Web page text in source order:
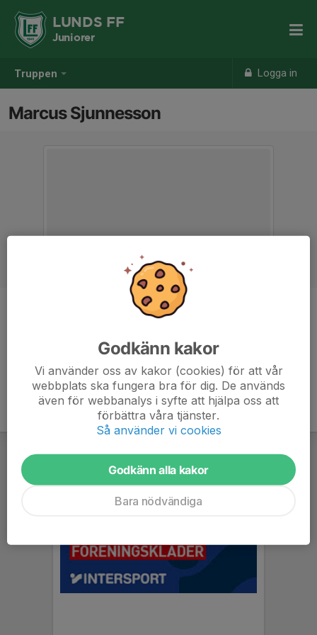
Truppen Logga in
LUNDS FF
Juniorer
Marcus Sjunnesson
Huvudtränare
Godkänn kakor
Vi använder oss av kakor (cookies) för att vår
webbplats ska fungera bra för dig. De används
även för webbanalys i syfte att hjälpa oss att
förbättra våra tjänster.
Så använder vi cookies
Godkänn alla kakor
Bara nödvändiga